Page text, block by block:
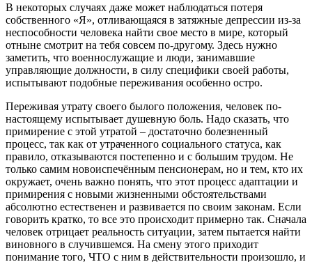
В некоторых случаях даже может наблюдаться потеря
собственного «Я», отливающаяся в затяжные депрессии из-за
неспособности человека найти свое место в мире, который
отныне смотрит на тебя совсем по-другому. Здесь нужно
заметить, что военнослужащие и люди, занимавшие
управляющие должности, в силу специфики своей работы,
испытывают подобные переживания особенно остро.
Переживая утрату своего былого положения, человек по-
настоящему испытывает душевную боль. Надо сказать, что
примирение с этой утратой – достаточно болезненный
процесс, так как от утраченного социального статуса, как
правило, отказываются постепенно и с большим трудом. Не
только самим новоиспечённым пенсионерам, но и тем, кто их
окружает, очень важно понять, что этот процесс адаптации и
примирения с новыми жизненными обстоятельствами
абсолютно естественен и развивается по своим законам. Если
говорить кратко, то все это происходит примерно так. Сначала
человек отрицает реальность ситуации, затем пытается найти
виновного в случившемся. На смену этого приходит
понимание того, ЧТО с ним в действительности произошло, и